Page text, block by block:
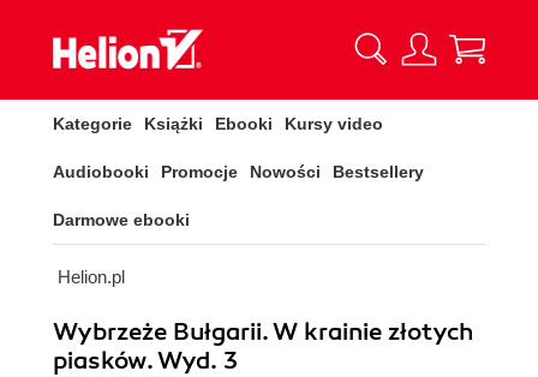
Kategorie Książki Ebooki Kursy video
Audiobooki Promocje Nowości Bestsellery
Darmowe ebooki
Helion.pl
Wybrzeże Bułgarii. W krainie złotych
piasków. Wyd. 3